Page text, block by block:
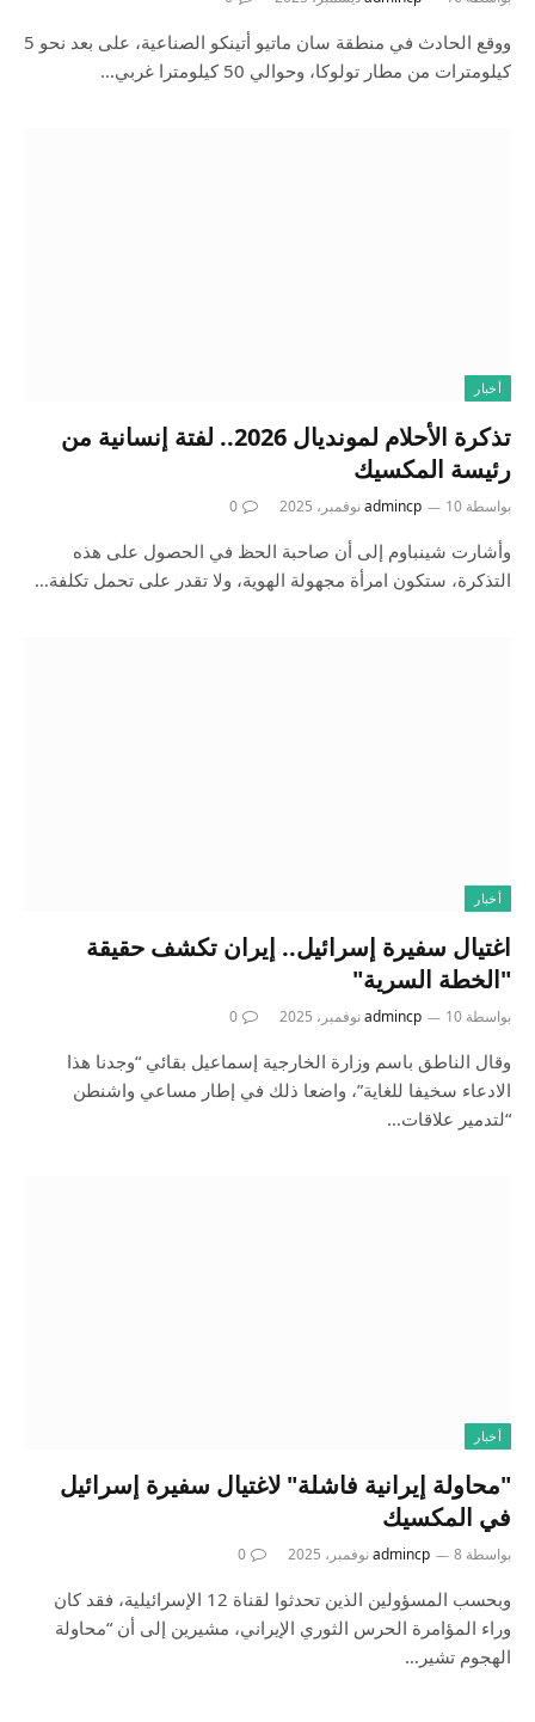
ووقع الحادث في منطقة سان ماتيو أتينكو الصناعية، على بعد نحو 5
كيلومترات من مطار تولوكا، وحوالي 50 كيلومترا غربي…
أخبار
تذكرة الأحلام لمونديال 2026.. لفتة إنسانية من
رئيسة المكسيك
بواسطة admincp 10 نوفمبر، 2025 0
وأشارت شينباوم إلى أن صاحبة الحظ في الحصول على هذه
التذكرة، ستكون امرأة مجهولة الهوية، ولا تقدر على تحمل تكلفة…
أخبار
اغتيال سفيرة إسرائيل.. إيران تكشف حقيقة
"الخطة السرية"
بواسطة admincp 10 نوفمبر، 2025 0
وقال الناطق باسم وزارة الخارجية إسماعيل بقائي “وجدنا هذا
الادعاء سخيفا للغاية”، واضعا ذلك في إطار مساعي واشنطن
“لتدمير علاقات…
أخبار
"محاولة إيرانية فاشلة" لاغتيال سفيرة إسرائيل
في المكسيك
بواسطة admincp 8 نوفمبر، 2025 0
وبحسب المسؤولين الذين تحدثوا لقناة 12 الإسرائيلية، فقد كان
وراء المؤامرة الحرس الثوري الإيراني، مشيرين إلى أن “محاولة
الهجوم تشير…